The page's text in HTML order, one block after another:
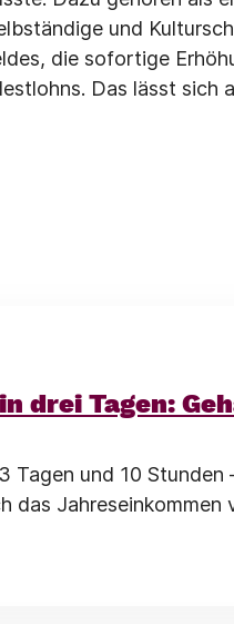
und
die sofortige
Das lässt sich
drei Tagen:
Tagen und 10
das